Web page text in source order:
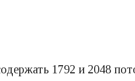
1792 и 2048